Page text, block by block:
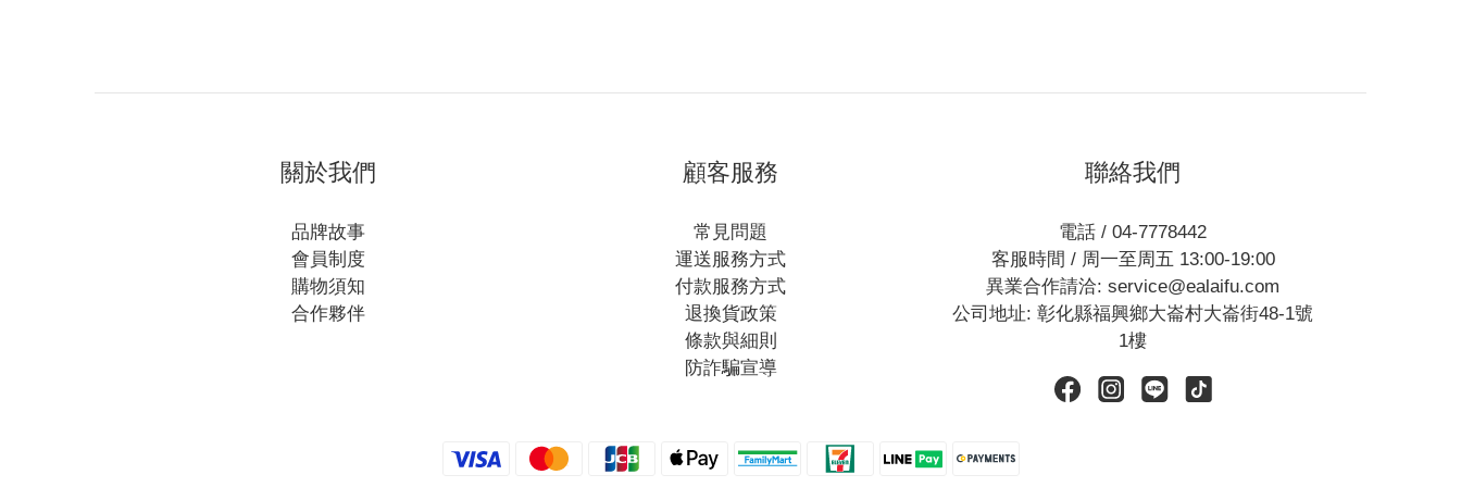
關於我們
品牌故事
會員制度
購物須知
合作夥伴
顧客服務
常見問題
運送服務方式
付款服務方式
退換貨政策
條款與細則
防詐騙宣導
聯絡我們
電話 / 04-7778442
客服時間 / 周一至周五 13:00-19:00
異業合作請洽: service@ealaifu.com
公司地址: 彰化縣福興鄉大崙村大崙街48-1號
1樓